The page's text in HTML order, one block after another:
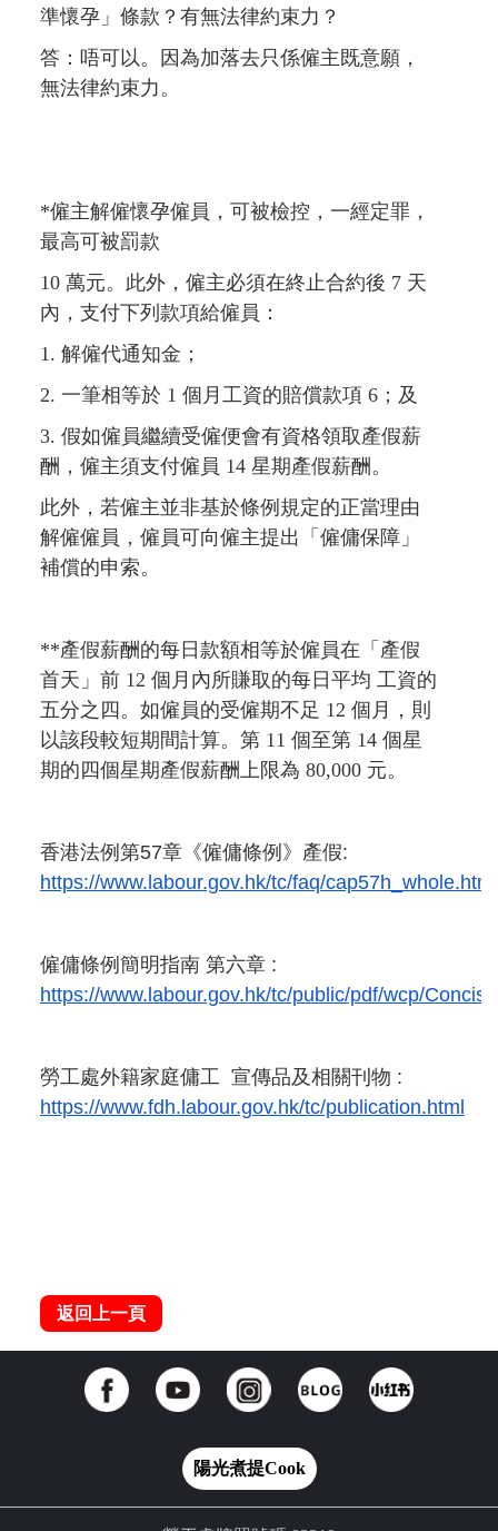
準懷孕」條款？有無法律約束力？
答：唔可以。因為加落去只係僱主既意願，
無法律約束力。
*僱主解僱懷孕僱員，可被檢控，一經定罪，
最高可被罰款
10 萬元。此外，僱主必須在終止合約後 7 天
內，支付下列款項給僱員：
1. 解僱代通知金；
2. 一筆相等於 1 個月工資的賠償款項 6；及
3. 假如僱員繼續受僱便會有資格領取產假薪
酬，僱主須支付僱員 14 星期產假薪酬。
此外，若僱主並非基於條例規定的正當理由
解僱僱員，僱員可向僱主提出「僱傭保障」
補償的申索。
**產假薪酬的每日款額相等於僱員在「產假
首天」前 12 個月內所賺取的每日平均 工資的
五分之四。如僱員的受僱期不足 12 個月，則
以該段較短期間計算。第 11 個至第 14 個星
期的四個星期產假薪酬上限為 80,000 元。
香港法例第57章《僱傭條例》產假:
https://www.labour.gov.hk/tc/faq/cap57h_whole.htm
僱傭條例簡明指南 第六章 :
https://www.labour.gov.hk/tc/public/pdf/wcp/
勞工處外籍家庭傭工 宣傳品及相關刊物 :
https://www.fdh.labour.gov.hk/tc/publication.html
返回上一頁
陽光煮提Cook